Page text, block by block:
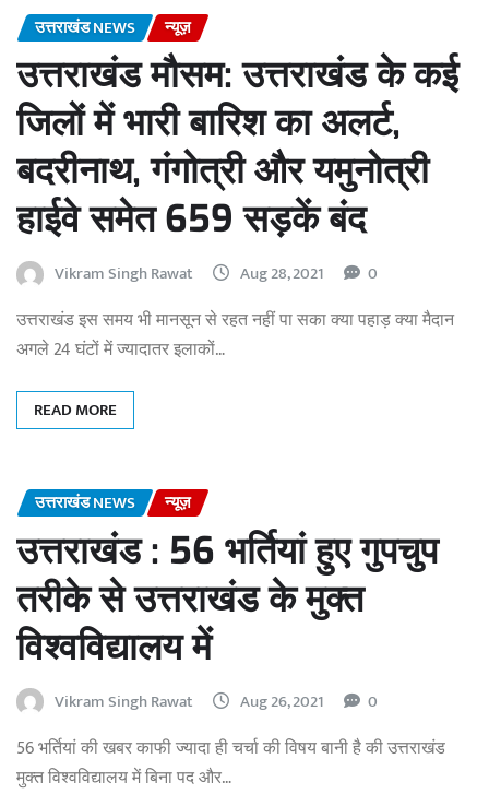
उत्तराखंड NEWS न्यूज़
उत्तराखंड मौसम: उत्तराखंड के कई
जिलों में भारी बारिश का अलर्ट,
बदरीनाथ, गंगोत्री और यमुनोत्री
हाईवे समेत 659 सड़कें बंद
Vikram Singh Rawat Aug 28, 2021 0
उत्तराखंड इस समय भी मानसून से रहत नहीं पा सका क्या पहाड़ क्या मैदान
अगले 24 घंटों में ज्यादातर इलाकों…
READ MORE
उत्तराखंड NEWS न्यूज़
उत्तराखंड : 56 भर्तियां हुए गुपचुप
तरीके से उत्तराखंड के मुक्त
विश्वविद्यालय में
Vikram Singh Rawat Aug 26, 2021 0
56 भर्तियां की खबर काफी ज्यादा ही चर्चा की विषय बानी है की उत्तराखंड
मुक्त विश्वविद्यालय में बिना पद और…